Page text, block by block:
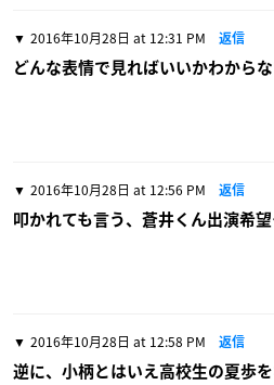
2016年10月28日 at 12:31 PM 返信
どんな表情で見ればいいかわからな
2016年10月28日 at 12:56 PM 返信
叩かれても言う、蒼井くん出演希
2016年10月28日 at 12:58 PM 返信
逆に、小柄とはいえ高校生の夏歩